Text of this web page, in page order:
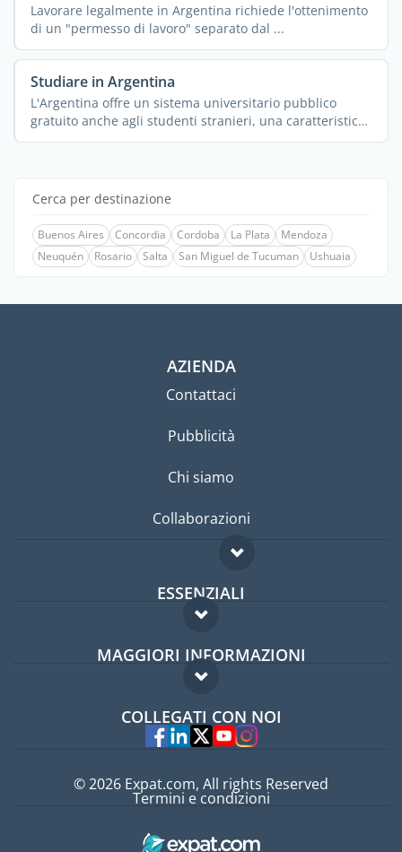
Lavorare legalmente in Argentina richiede l'ottenimento
di un "permesso di lavoro" separato dal ...
Studiare in Argentina
L'Argentina offre un sistema universitario pubblico
gratuito anche agli studenti stranieri, una caratteristica
...
Cerca per destinazione
Buenos Aires Concordia Cordoba La Plata
Mendoza
Neuquén
Rosario Salta San Miguel de Tucuman Ushuaia
AZIENDA
Contattaci
Pubblicità
Chi siamo
Collaborazioni
ESSENZIALI
Forum per expat
Guida per expat
MAGGIORI INFORMAZIONI
Domande frequenti
Esperti
COLLEGATI CON NOI
© 2026 Expat.com, All rights Reserved
Termini e condizioni